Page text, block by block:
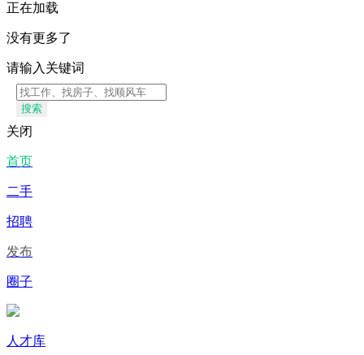
正在加载
没有更多了
请输入关键词
搜索
关闭
首页
二手
招聘
发布
圈子
人才库